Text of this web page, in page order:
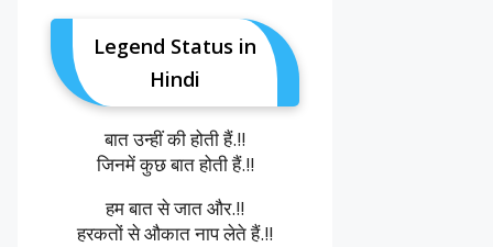
Legend Status in
Hindi
बात उन्हीं की होती हैं.!!
जिनमें कुछ बात होती हैं.!!
हम बात से जात और.!!
हरकतों से औकात नाप लेते हैं.!!